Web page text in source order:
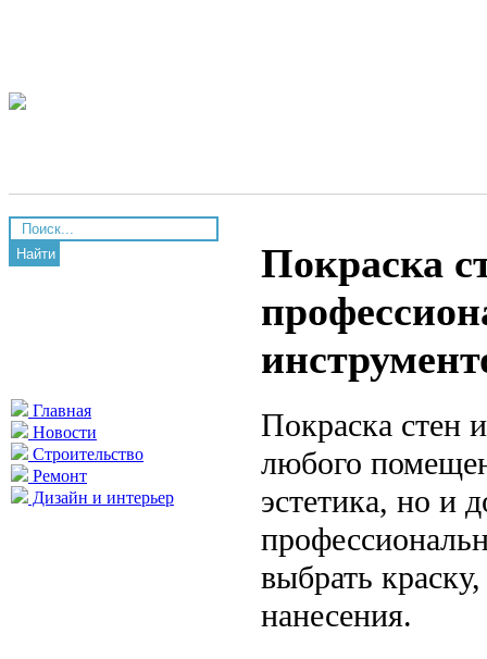
Найти
Главная
Новости
Строительство
Ремонт
Дизайн и интерьер
Покраска
Покраска стен
любого
эстетика, но и
выбрать
нанесения.